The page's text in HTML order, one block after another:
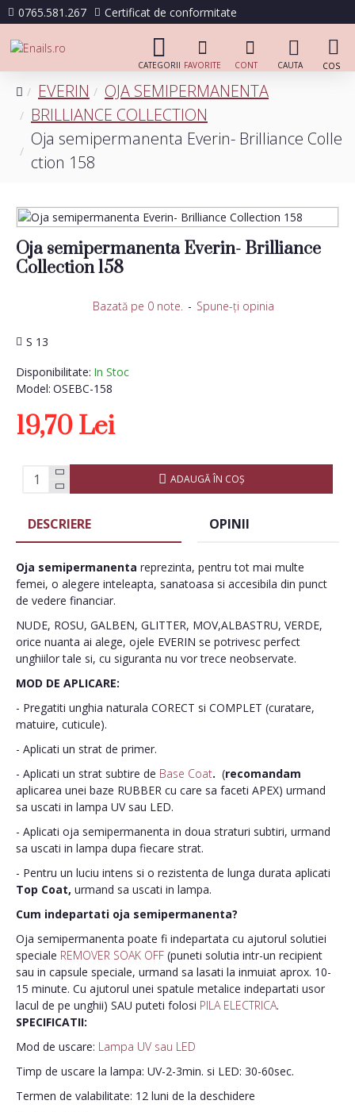
0765.581.267 Certificat de conformitate
EVERIN
OJA SEMIPERMANENTA
BRILLIANCE COLLECTION
Oja semipermanenta Everin- Brilliance Colle
ction 158
Oja semipermanenta Everin- Brilliance
Collection 158
Disponibilitate: In Stoc
Model: OSEBC-158
S 13
Bazată pe 0 note. - Spune-ţi opinia
19,70 Lei
ADAUGĂ ÎN COŞ
DESCRIERE OPINII
Oja semipermanenta reprezinta, pentru tot mai multe
femei, o alegere inteleapta, sanatoasa si accesibila din punct
de vedere financiar.
NUDE, ROSU, GALBEN, GLITTER, MOV,ALBASTRU, VERDE,
orice nuanta ai alege, ojele EVERIN se potrivesc perfect
unghiilor tale si, cu siguranta nu vor trece neobservate.
MOD DE APLICARE:
- Pregatiti unghia naturala CORECT si COMPLET (curatare,
matuire, cuticule).
- Aplicati un strat de primer.
- Aplicati un strat subtire de Base Coat. (recomandam
aplicarea unei baze RUBBER cu care sa faceti APEX) urmand
sa uscati in lampa UV sau LED.
- Aplicati oja semipermanenta in doua straturi subtiri, urmand
sa uscati in lampa dupa fiecare strat.
- Pentru un luciu intens si o rezistenta de lunga durata aplicati
Top Coat, urmand sa uscati in lampa.
Cum indepartati oja semipermanenta?
Oja semipermanenta poate fi indepartata cu ajutorul solutiei
speciale REMOVER SOAK OFF (puneti solutia intr-un recipient
sau in capsule speciale, urmand sa lasati la inmuiat aprox. 10-
15 minute. Cu ajutorul unei spatule metalice indepartati usor
lacul de pe unghii) SAU puteti folosi PILA ELECTRICA.
SPECIFICATII:
Mod de uscare: Lampa UV sau LED
Timp de uscare la lampa: UV-2-3min. si LED: 30-60sec.
Termen de valabilitate: 12 luni de la deschidere